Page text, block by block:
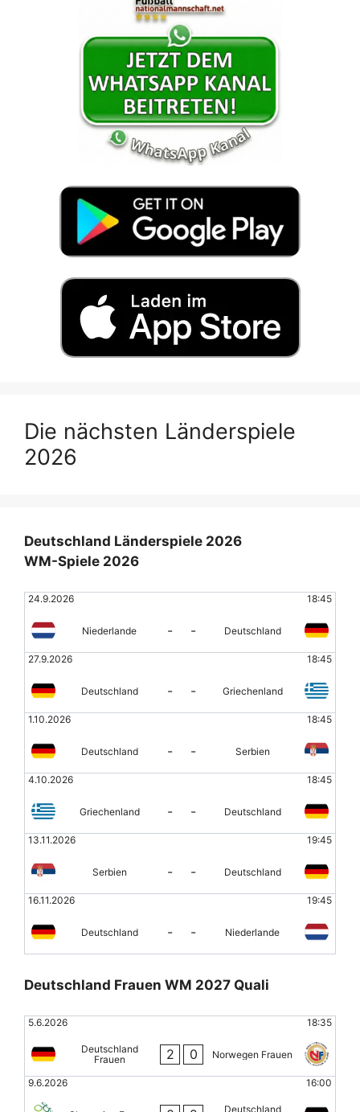
Die nächsten Länderspiele
2026
Deutschland Länderspiele 2026
WM-Spiele 2026
24.9.2026 18:45
Niederlande - - Deutschland
27.9.2026 18:45
Deutschland - - Griechenland
1.10.2026 18:45
Deutschland - - Serbien
4.10.2026 18:45
Griechenland - - Deutschland
13.11.2026 19:45
Serbien - - Deutschland
16.11.2026 19:45
Deutschland - - Niederlande
Deutschland Frauen WM 2027 Quali
5.6.2026 18:35
Deutschland
Frauen
2 0 Norwegen Frauen
9.6.2026 16:00
Deutschland